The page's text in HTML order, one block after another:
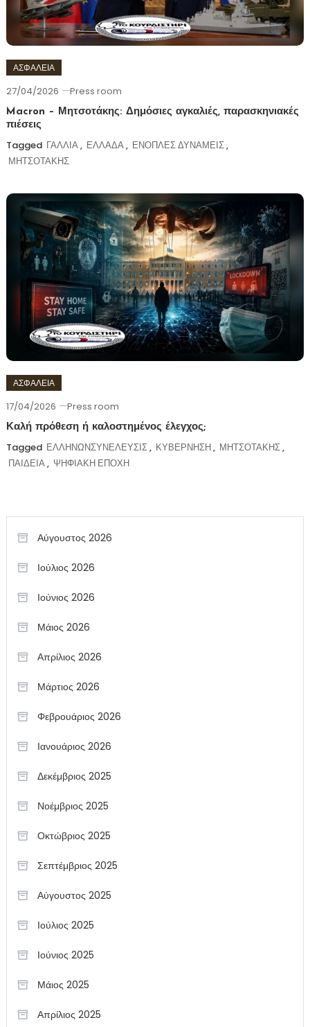
ΑΣΦΑΛΕΙΑ
27/04/2026 Press room
Macron – Μητσοτάκης: Δημόσιες αγκαλιές, παρασκηνιακές
πιέσεις
Tagged ΓΑΛΛΙΑ, ΕΛΛΑΔΑ, ΕΝΟΠΛΕΣ ΔΥΝΑΜΕΙΣ,
ΜΗΤΣΟΤΑΚΗΣ
ΑΣΦΑΛΕΙΑ
17/04/2026 Press room
Καλή πρόθεση ή καλοστημένος έλεγχος;
Tagged ΕΛΛΗΝΩΝΣΥΝΕΛΕΥΣΙΣ, ΚΥΒΕΡΝΗΣΗ, ΜΗΤΣΟΤΑΚΗΣ,
ΠΑΙΔΕΙΑ, ΨΗΦΙΑΚΗ ΕΠΟΧΗ
Αύγουστος 2026
Ιούλιος 2026
Ιούνιος 2026
Μάιος 2026
Απρίλιος 2026
Μάρτιος 2026
Φεβρουάριος 2026
Ιανουάριος 2026
Δεκέμβριος 2025
Νοέμβριος 2025
Οκτώβριος 2025
Σεπτέμβριος 2025
Αύγουστος 2025
Ιούλιος 2025
Ιούνιος 2025
Μάιος 2025
Απρίλιος 2025